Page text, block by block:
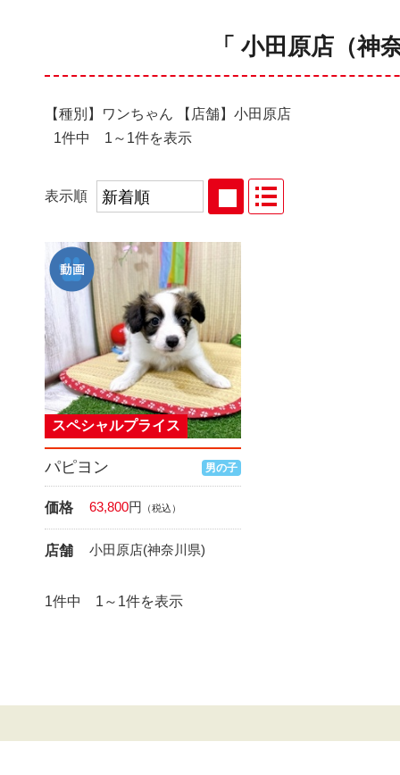
「 小田原店（
【種別】ワンちゃん 【店舗】小田原店
1件中 1～1件を表示
表示順
パピヨン 男の子
スペシャルプライス
価格 63,800円 （税込）
店舗 小田原店(神奈川県)
1件中 1～1件を表示